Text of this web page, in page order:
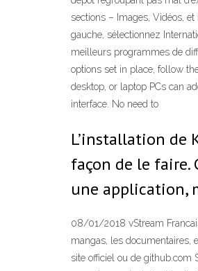
sections – Images, Vidéos,
gauche, sélectionnez
meilleurs programmes de
options set in place, follow
desktop, or laptop PCs can
interface. No need to
L’installation de
façon de le faire.
une application,
08/01/2018 vStream
mangas, les documentaires,
site officiel ou de github.com